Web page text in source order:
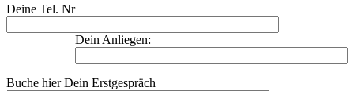
Deine Tel. Nr
Dein Anliegen:
Buche hier Dein Erstgespräch